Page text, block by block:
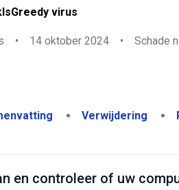
virus
• 14 oktober 2024 • Schade
Verwijdering
en controleer of uw